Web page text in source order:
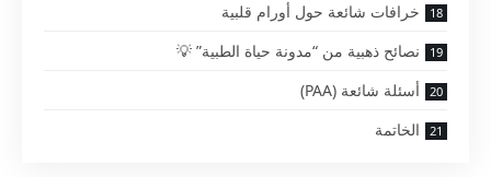
خرافات شائعة حول أورام قلبية
نصائح ذهبية من “مدونة حياة الطبية” 💡
أسئلة شائعة (PAA)
الخاتمة